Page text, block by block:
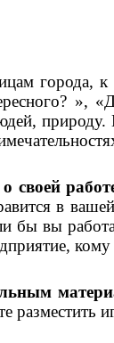
города, к
»,
своей
в
бы вы
кому